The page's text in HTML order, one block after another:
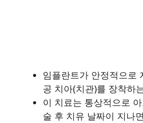
임플란트가 안정적으로
공 치아(치관)를 장착하
이 치료는 통상적으로
술 후 치유 날짜이 지나